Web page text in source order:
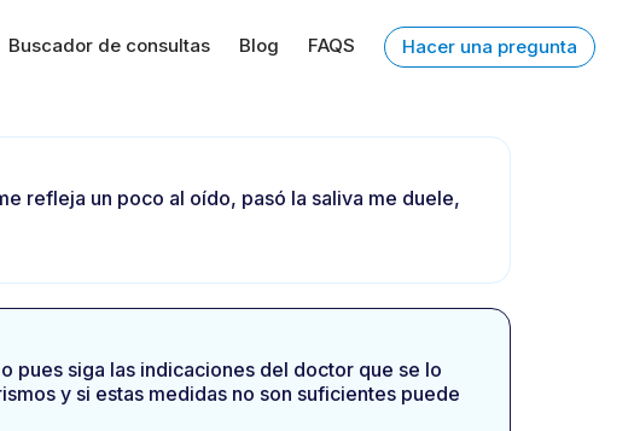
Buscador de consultas Blog FAQS Hacer una pregunta
refleja un poco al oído, pasó la saliva me duele,
pues siga las indicaciones del doctor que se lo
y si estas medidas no son suficientes puede